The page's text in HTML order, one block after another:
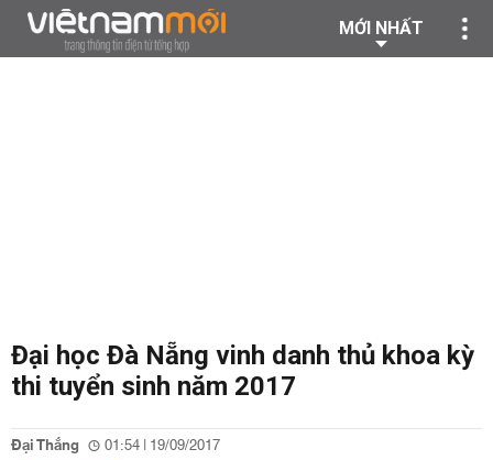
MỚI NHẤT
Đại học Đà Nẵng vinh danh thủ khoa kỳ
thi tuyển sinh năm 2017
Đại Thắng 01:54 | 19/09/2017